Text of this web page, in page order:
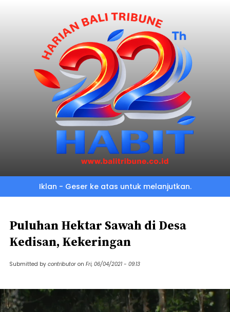
Iklan - Geser ke atas untuk melanjutkan.
Puluhan Hektar Sawah di Desa
Kedisan, Kekeringan
Submitted by contributor on Fri, 06/04/2021 - 09:13